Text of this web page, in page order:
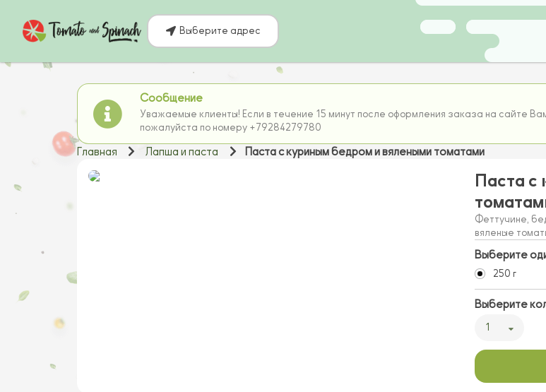
Выберите адрес
Сообщение
Уважаемые клиенты! Если в течение 15 минут после оформления заказа на сайте
пожалуйста по номеру +79284279780
Главная Лапша и паста Паста с куриным бедром и вялеными томатами
Паста
Феттучине,
вяленые
Выберите
250 г
Выберите
1